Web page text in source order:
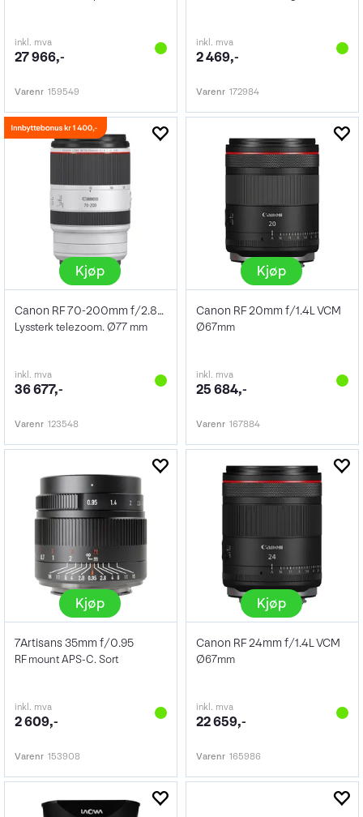
inkl. mva
27 966,-
Varenr 159549
inkl. mva
2 469,-
Varenr 172984
Kjøp
Canon RF 70-200mm f/2.8L IS USM
Lyssterk telezoom. Ø77 mm
inkl. mva
36 677,-
Varenr 123548
Kjøp
Canon RF 20mm f/1.4L VCM
Ø67mm
inkl. mva
25 684,-
Varenr 167884
Kjøp
7Artisans 35mm f/0.95
RF mount APS-C. Sort
inkl. mva
2 609,-
Varenr 153908
Kjøp
Canon RF 24mm f/1.4L VCM
Ø67mm
inkl. mva
22 659,-
Varenr 165986